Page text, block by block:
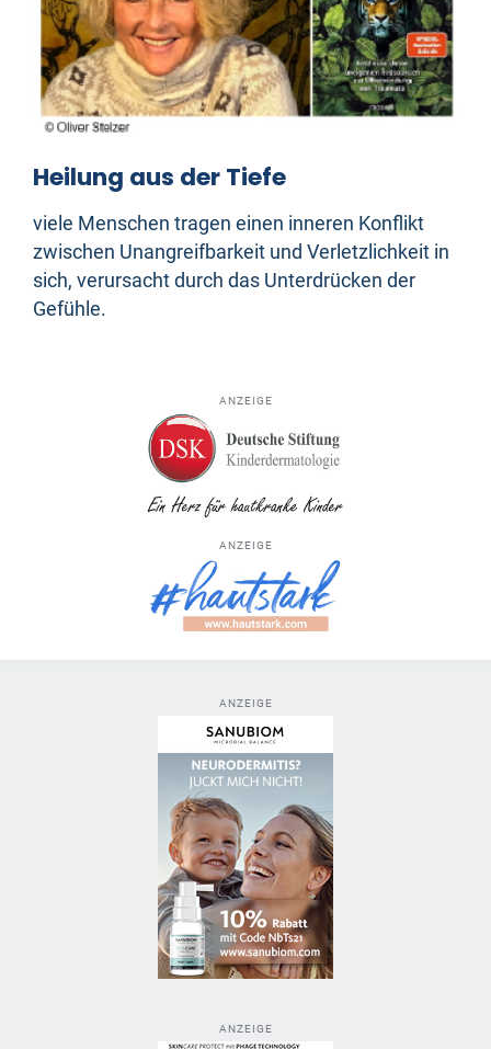
Heilung aus der Tiefe
viele Menschen tragen einen inneren Konflikt
zwischen Unangreifbarkeit und Verletzlichkeit in
sich, verursacht durch das Unterdrücken der
Gefühle.
ANZEIGE
ANZEIGE
ANZEIGE
ANZEIGE